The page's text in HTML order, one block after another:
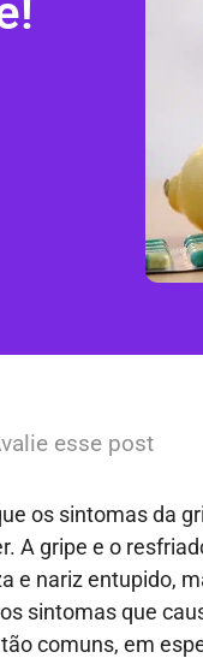
esse post
os sintomas da
A gripe e o
e nariz entupido,
sintomas que
comuns, em